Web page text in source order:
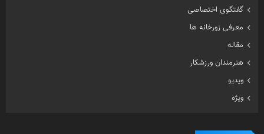
گفتگوی اختصاصی
معرفی زورخانه ها
مقاله
هنرمندان ورزشکار
ویدیو
ویژه